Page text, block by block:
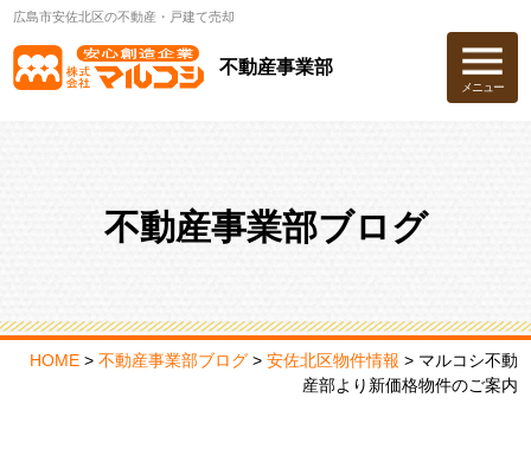
広島市安佐北区の不動産・戸建て売却
不動産事業部
メニュー
不動産事業部ブログ
HOME> 不動産事業部ブログ> 安佐北区物件情報 > マルコシ不動
産部より新価格物件のご案内